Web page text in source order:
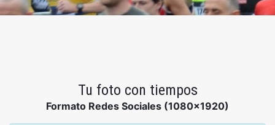
Tu foto con tiempos
Formato Redes Sociales (1080x1920)